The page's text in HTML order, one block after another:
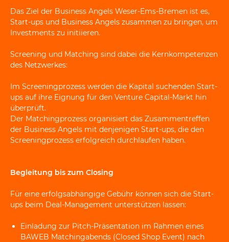
Das Ziel der Business Angels Weser-Ems-Bremen ist es,
Start-ups und Business Angels zusammen zu bringen, um
Investments zu initiieren.
Screening und Matching sind dabei die Kernkompetenzen
des Netzwerkes:
Im Screeningprozess werden die Kapital suchenden Start-
ups auf ihre Eignung für den Venture Capital-Markt hin
überprüft.
Der Matchingprozess organisiert das Zusammentreffen
der Business Angels mit denjenigen Start-ups, die den
Screeningprozess erfolgreich durchlaufen haben.
Begleitung bis zum Closing
Für eine erfolgsabhängige Gebühr können sich die Start-
ups beim Deal-Management unterstützen lassen:
Einladung zur Pitch-Präsentation im Rahmen eines
BAWEB Matchingabends (Closed Shop Event) nach